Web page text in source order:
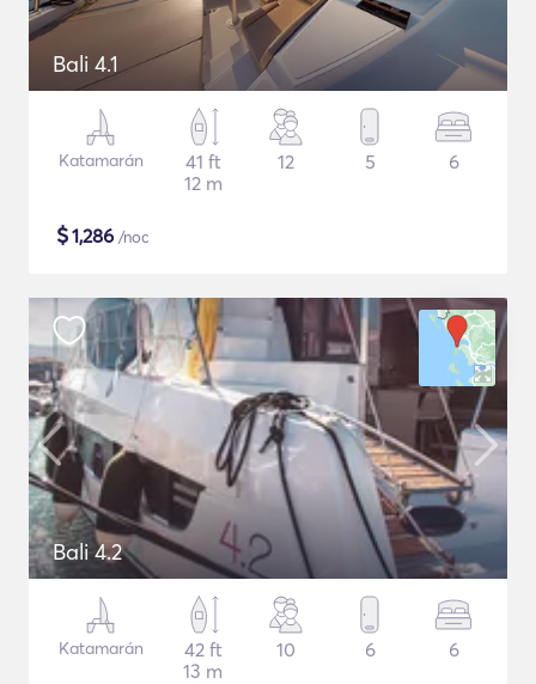
Bali 4.1
Katamarán
41 ft
12 m
12 5 6
$1,286 /noc
Bali 4.2
Katamarán
42 ft
13 m
10 6 6